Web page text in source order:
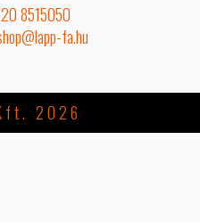
8515050
fa.hu
2026